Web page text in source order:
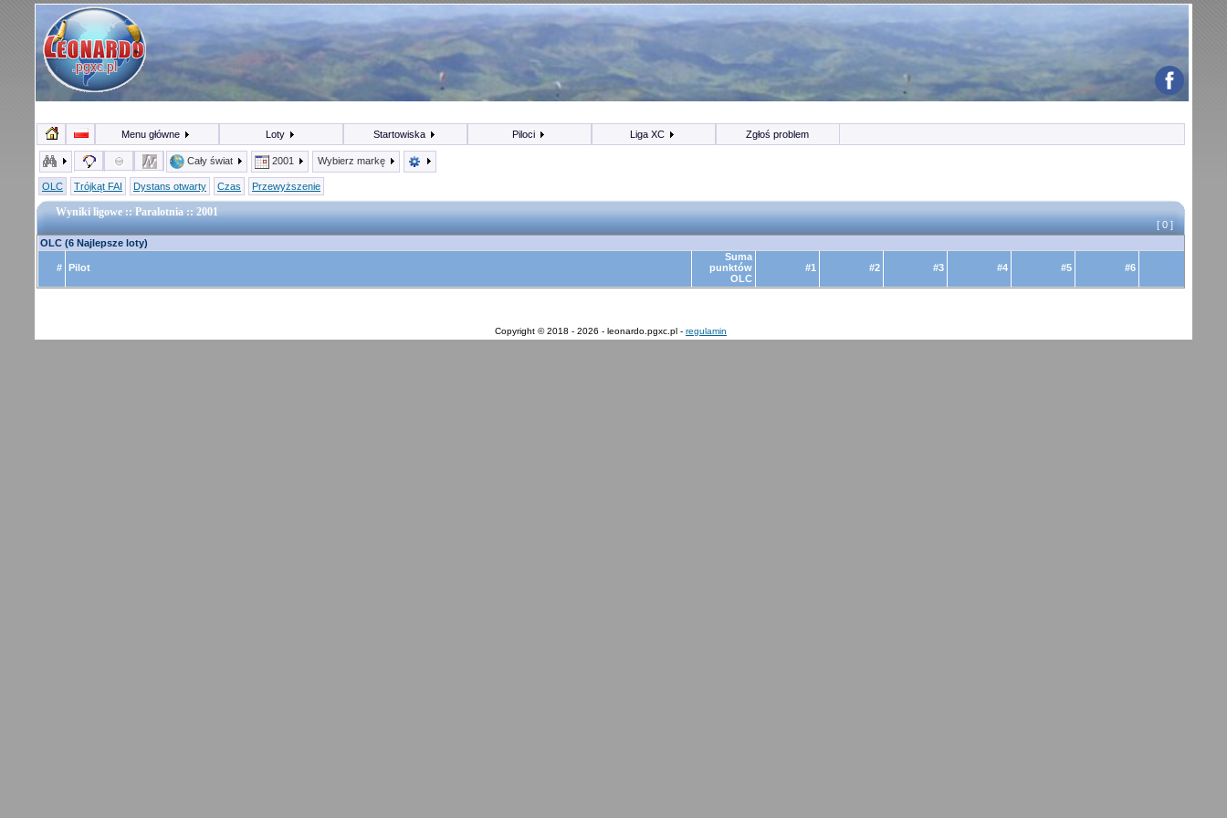
Menu główne Loty Startowiska Piloci Liga XC Zgłoś problem
Cały świat 2001 Wybierz markę
OLC Trójkąt FAI Dystans otwarty Czas Przewyższenie
Wyniki ligowe :: Paralotnia :: 2001
[ 0 ]
OLC (6 Najlepsze loty)
# Pilot
Suma
punktów
OLC
#1 #2 #3 #4 #5 #6
Copyright © 2018 - 2026 - leonardo.pgxc.pl - regulamin